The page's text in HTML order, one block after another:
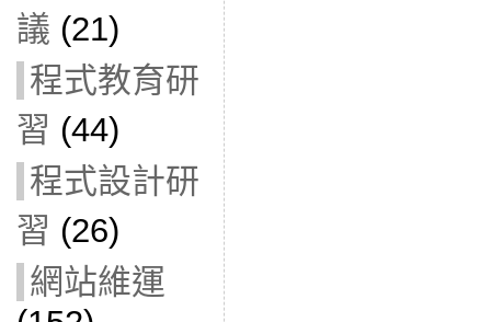
議 (21)
程式教育研
習 (44)
程式設計研
習 (26)
網站維運